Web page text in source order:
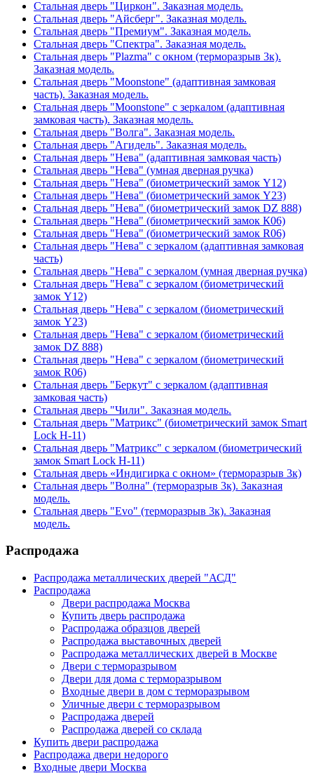
Стальная дверь "Циркон". Заказная модель.
Стальная дверь "Айсберг". Заказная модель.
Стальная дверь "Премиум". Заказная модель.
Стальная дверь "Спектра". Заказная модель.
Стальная дверь "Plazma" с окном (терморазрыв 3к).
Заказная модель.
Стальная дверь "Moonstone" (адаптивная замковая
часть). Заказная модель.
Стальная дверь "Moonstone" с зеркалом (адаптивная
замковая часть). Заказная модель.
Стальная дверь "Волга". Заказная модель.
Стальная дверь "Агидель". Заказная модель.
Стальная дверь "Нева" (адаптивная замковая часть)
Стальная дверь "Нева" (умная дверная ручка)
Стальная дверь "Нева" (биометрический замок Y12)
Стальная дверь "Нева" (биометрический замок Y23)
Стальная дверь "Нева" (биометрический замок DZ 888)
Стальная дверь "Нева" (биометрический замок К06)
Стальная дверь "Нева" (биометрический замок R06)
Стальная дверь "Нева" с зеркалом (адаптивная замковая
часть)
Стальная дверь "Нева" с зеркалом (умная дверная ручка)
Стальная дверь "Нева" с зеркалом (биометрический
замок Y12)
Стальная дверь "Нева" с зеркалом (биометрический
замок Y23)
Стальная дверь "Нева" с зеркалом (биометрический
замок DZ 888)
Стальная дверь "Нева" с зеркалом (биометрический
замок R06)
Стальная дверь "Беркут" с зеркалом (адаптивная
замковая часть)
Стальная дверь "Чили". Заказная модель.
Стальная дверь "Матрикс" (биометрический замок Smart
Lock H-11)
Стальная дверь "Матрикс" с зеркалом (биометрический
замок Smart Lock H-11)
Стальная дверь «Индигирка с окном» (терморазрыв 3к)
Стальная дверь "Волна" (терморазрыв 3к). Заказная
модель.
Стальная дверь "Evo" (терморазрыв 3к). Заказная
модель.
Распродажа
Распродажа металлических дверей "АСД"
Распродажа
Двери распродажа Москва
Купить дверь распродажа
Распродажа образцов дверей
Распродажа выставочных дверей
Распродажа металлических дверей в Москве
Двери с терморазрывом
Двери для дома с терморазрывом
Входные двери в дом с терморазрывом
Уличные двери с терморазрывом
Распродажа дверей
Распродажа дверей со склада
Купить двери распродажа
Распродажа двери недорого
Входные двери Москва